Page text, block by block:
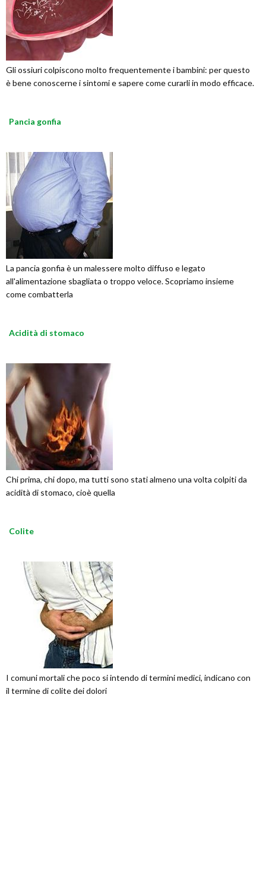
Gli ossiuri colpiscono molto frequentemente i bambini: per questo
è bene conoscerne i sintomi e sapere come curarli in modo efficace.
Pancia gonfia
La pancia gonfia è un malessere molto diffuso e legato
all'alimentazione sbagliata o troppo veloce. Scopriamo insieme
come combatterla
Acidità di stomaco
Chi prima, chi dopo, ma tutti sono stati almeno una volta colpiti da
acidità di stomaco, cioè quella
Colite
I comuni mortali che poco si intendo di termini medici, indicano con
il termine di colite dei dolori